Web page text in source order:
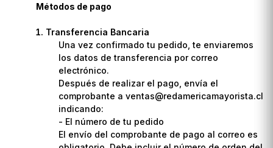
Métodos de pago
Transferencia Bancaria
Una vez confirmado tu pedido, te enviaremos
los datos de transferencia por correo
electrónico.
Después de realizar el pago, envía el
comprobante a ventas@redamericamayorista.cl
indicando:
- El número de tu pedido
El envío del comprobante de pago al correo es